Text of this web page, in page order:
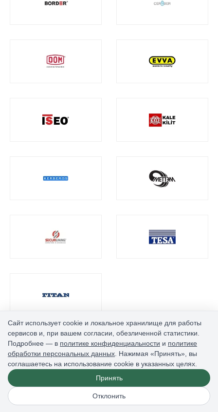
Сайт использует cookie и локальное хранилище для работы
сервисов и, при вашем согласии, обезличенной статистики.
Подробнее — в политике конфиденциальности и политике
обработки персональных данных . Нажимая «Принять», вы
соглашаетесь на использование cookie в указанных целях.
Принять
Отклонить